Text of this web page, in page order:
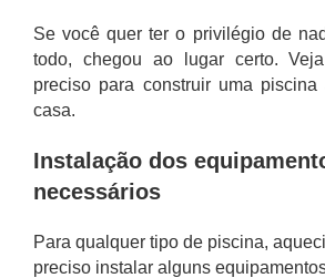
Se você quer ter o privilégio de
todo, chegou ao lugar certo.
preciso para construir uma
casa.
Instalação dos
necessários
Para qualquer tipo de piscina,
preciso instalar alguns